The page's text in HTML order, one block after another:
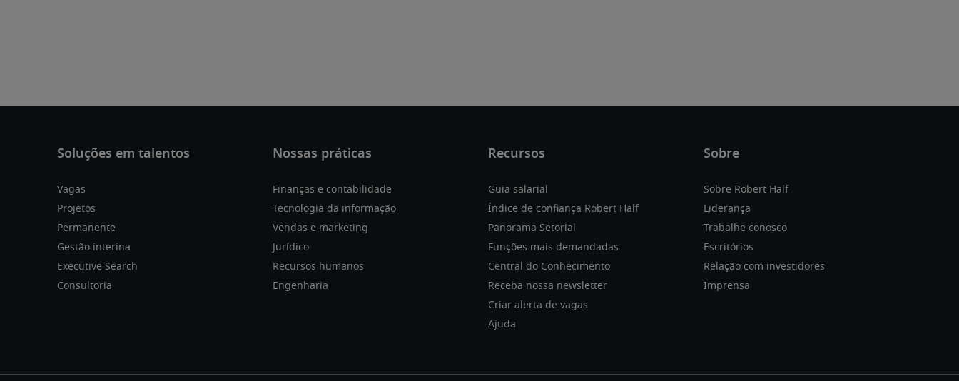
Vagas
Projetos
Permanente
Gestão interina
Executive Search
Consultoria
Finanças e contabilidade
Tecnologia da informação
Vendas e marketing
Jurídico
Recursos humanos
Engenharia
Guia salarial
Índice de confiança Robert Half
Panorama Setorial
Funções mais demandadas
Central do Conhecimento
Receba nossa newsletter
Criar alerta de vagas
Ajuda
Sobre Robert Half
Liderança
Trabalhe conosco
Escritórios
Relação com investidores
Imprensa